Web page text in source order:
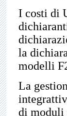
I costi di
la
modelli
La
di moduli